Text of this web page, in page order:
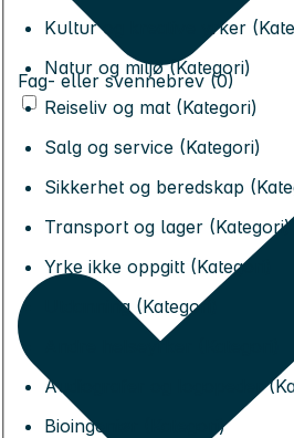
Kultur og kreative yrker
Natur og miljø (Kategori)
Reiseliv og mat (Kategori)
Salg og service (Kategori)
Sikkerhet og beredskap
Transport og lager (Kategori)
Yrke ikke oppgitt (Kategori)
Utdanning (Kategori)
Andre helseyrker (Kategori)
Audiografer og logopeder
Bioingeniør (Kategori)
Fag- eller svennebrev (0)